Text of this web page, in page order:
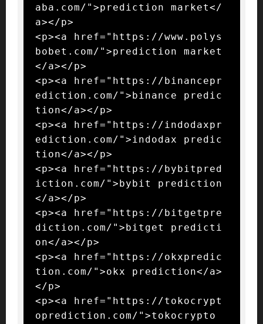
aba.com/">prediction market</
a></p>
<p><a href="https://www.polys
bobet.com/">prediction market
</a></p>
<p><a href="https://binancepr
ediction.com/">binance predic
tion</a></p>
<p><a href="https://indodaxpr
ediction.com/">indodax predic
tion</a></p>
<p><a href="https://bybitpred
iction.com/">bybit prediction
</a></p>
<p><a href="https://bitgetpre
diction.com/">bitget predicti
on</a></p>
<p><a href="https://okxpredic
tion.com/">okx prediction</a>
</p>
<p><a href="https://tokocrypt
oprediction.com/">tokocrypto